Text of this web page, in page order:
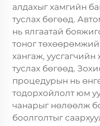
алдахыг хамгийн
туслах бөгөөд.
нь ялгаатай
тоног
хангаж, уусгагчийн
туслах бөгөөд.
процедурын нь
тодорхойлолт юм
чанарыг нөлөөлж
боолголтыг